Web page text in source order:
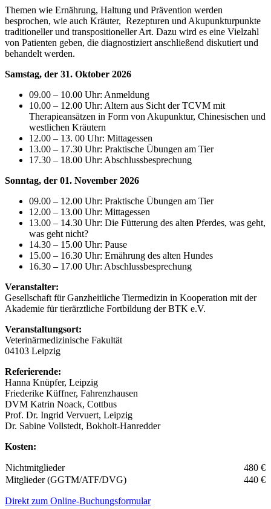
Themen wie Ernährung, Haltung und Prävention werden
besprochen, wie auch Kräuter, Rezepturen und Akupunkturpunkte
traditioneller und transpositioneller Art. Dazu wird es eine Vielzahl
von Patienten geben, die diagnostiziert anschließend diskutiert und
behandelt werden.
Samstag, der 31. Oktober 2026
09.00 – 10.00 Uhr: Anmeldung
10.00 – 12.00 Uhr: Altern aus Sicht der TCVM mit
Therapieansätzen in Form von Akupunktur, Chinesischen und
westlichen Kräutern
12.00 – 13. 00 Uhr: Mittagessen
13.00 – 17.30 Uhr: Praktische Übungen am Tier
17.30 – 18.00 Uhr: Abschlussbesprechung
Sonntag, der 01. November 2026
09.00 – 12.00 Uhr: Praktische Übungen am Tier
12.00 – 13.00 Uhr: Mittagessen
13.00 – 14.30 Uhr: Die Fütterung des alten Pferdes, was geht,
was geht nicht?
14.30 – 15.00 Uhr: Pause
15.00 – 16.30 Uhr: Ernährung des alten Hundes
16.30 – 17.00 Uhr: Abschlussbesprechung
Veranstalter:
Gesellschaft für Ganzheitliche Tiermedizin in Kooperation mit der
Akademie für tierärztliche Fortbildung der BTK e.V.
Veranstaltungsort:
Veterinärmedizinische Fakultät
04103 Leipzig
Referierende:
Hanna Knüpfer, Leipzig
Friederike Küffner, Fahrenzhausen
DVM Katrin Noack, Cottbus
Prof. Dr. Ingrid Vervuert, Leipzig
Dr. Sabine Vollstedt, Bokholt-Hanredder
Kosten:
Nichtmitglieder
480 €
Mitglieder (GGTM/ATF/DVG)
440 €
Direkt zum Online-Buchungsformular